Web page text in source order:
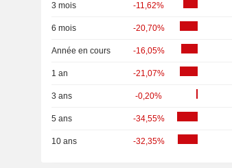
3 mois -11,62%
6 mois -20,70%
Année en cours -16,05%
1 an -21,07%
3 ans -0,20%
5 ans -34,55%
10 ans -32,35%